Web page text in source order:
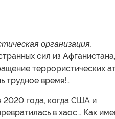
организация,
сил из
террористических
трудное время!..
2020 года, когда США и
в хаос… Как